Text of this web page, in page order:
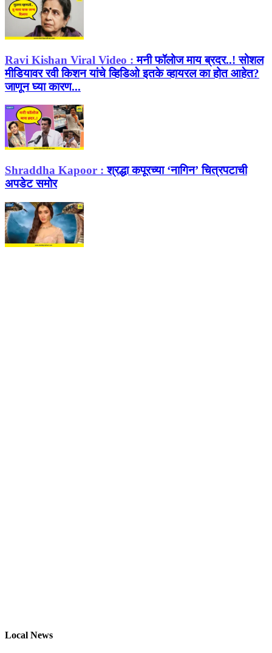
Ravi Kishan Viral Video : मनी फॉलोज माय ब्रदर..! सोशल
मीडियावर रवी किशन यांचे व्हिडिओ इतके व्हायरल का होत आहेत?
जाणून घ्या कारण...
Shraddha Kapoor : श्रद्धा कपूरच्या ‘नागिन’ चित्रपटाची
अपडेट समोर
Local News